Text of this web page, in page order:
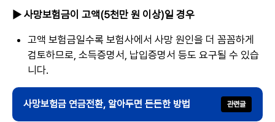
▶ 사망보험금이 고액(5천만 원 이상)일 경우
고액 보험금일수록 보험사에서 사망 원인을 더 꼼꼼하게
검토하므로, 소득증명서, 납입증명서 등도 요구될 수 있습
니다.
사망보험금 연금전환, 알아두면 든든한 방법